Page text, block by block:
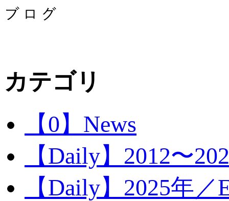
カテゴリ
【0】News
【Daily】2012〜
【Daily】2025年／